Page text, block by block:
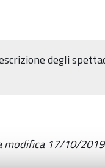
degli
modifica 17/10/2019